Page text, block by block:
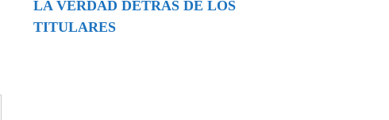
LA VERDAD DETRÁS DE LOS
TITULARES